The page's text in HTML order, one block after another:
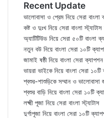
Recent Update
ভালোবাসা ও প্রেম নিয়ে সেরা বাংলা
কষ্ট ও দুঃখ নিয়ে সেরা বাংলা
অ্যাটিটিউড নিয়ে সেরা ৫০টি বাংলা
নতুন বউ নিয়ে বাংলা সেরা ১০টি
জামাই ষষ্ঠী নিয়ে বাংলা সেরা ক্যাপশন
ভায়রা ভাইকে নিয়ে বাংলা সেরা
শ্বশুর-শাশুড়িকে সম্মান ও ভালোবাসা
শ্বশুর বাড়ি নিয়ে বাংলা সেরা ১০টি
লক্ষ্মী পূজা নিয়ে সেরা বাংলা স্ট্যাটাস
দুর্গাপূজা নিয়ে বাংলা সেরা ১০টি